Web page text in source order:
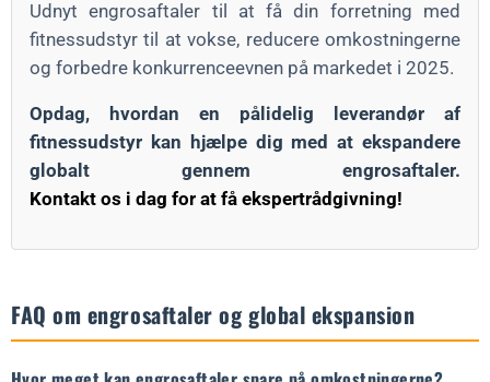
Udnyt engrosaftaler til at få din forretning med
fitnessudstyr til at vokse, reducere omkostningerne
og forbedre konkurrenceevnen på markedet i 2025.
Opdag, hvordan en pålidelig leverandør af
fitnessudstyr kan hjælpe dig med at ekspandere
globalt gennem engrosaftaler.
Kontakt os i dag for at få ekspertrådgivning!
FAQ om engrosaftaler og global ekspansion